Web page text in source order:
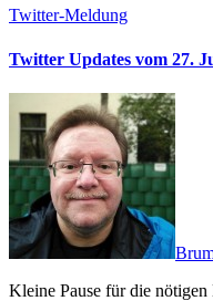
Twitter-Meldung
Twitter Updates vom 27.
Kleine Pause für die